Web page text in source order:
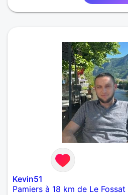
Kevin51
Pamiers à 18 km de Le Fossat